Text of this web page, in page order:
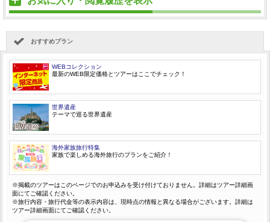
おすすめプラン
WEBコレクション
最新のWEB限定価格とツアーはここでチェック！
世界遺産
テーマで巡る世界遺産
海外家族旅行特集
家族で楽しめる海外旅行のプランをご紹介！
※掲載のツアーはこのページでのお申込みを受け付けておりません。詳細はツアー詳細画
面にてご確認ください。
※旅行内容・旅行代金等の表示内容は、現時点の情報と異なる場合がございます。詳細は
ツアー詳細画面にてご確認ください。